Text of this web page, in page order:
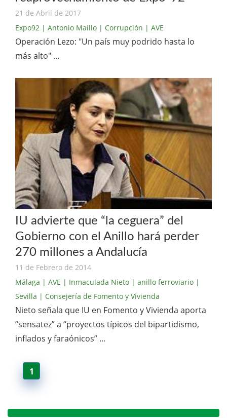
21 de Abril de 2017
Expo92 | Antonio Maíllo | Corrupción | AVE
Operación Lezo: "Un país muy podrido hasta lo
más alto" ...
IU advierte que “la ceguera” del
Gobierno con el Anillo hará perder
270 millones a Andalucía
11 de Febrero de 2014
Málaga | AVE | Inmaculada Nieto | anillo ferroviario |
Sevilla | Consejería de Fomento y Vivienda
Nieto señala que IU en Fomento y Vivienda aporta
“sensatez” a “proyectos típicos del bipartidismo,
inflados y faraónicos” ...
1